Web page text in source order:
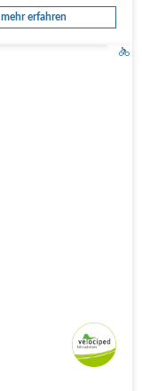
mehr erfahren